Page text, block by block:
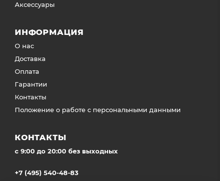
Аксессуары
ИНФОРМАЦИЯ
О нас
Доставка
Оплата
Гарантии
Контакты
Положение о работе с персональными данными
КОНТАКТЫ
c 9:00 до 20:00 без выходных
+7 (495) 540-48-83